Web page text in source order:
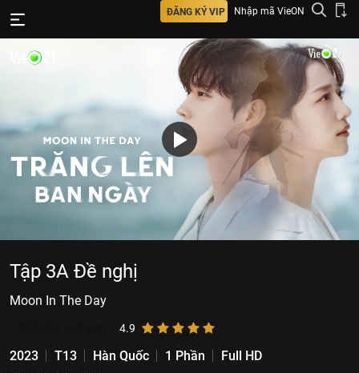
ĐĂNG KÝ VIP Nhập mã VieON
Tập 3A Đề nghị
Moon In The Day
4.9
2023 T13 Hàn Quốc 1 Phần
Full HD